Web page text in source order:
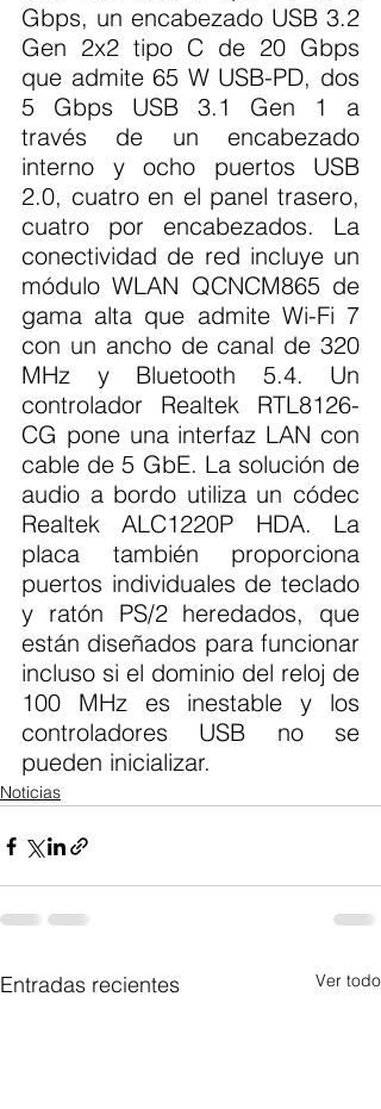
Gbps, un encabezado USB 3.2
Gen 2x2 tipo C de 20 Gbps
que admite 65 W USB-PD, dos
5 Gbps USB 3.1 Gen 1 a
través de un encabezado
interno y ocho puertos USB
2.0, cuatro en el panel trasero,
cuatro por encabezados. La
conectividad de red incluye un
módulo WLAN QCNCM865 de
gama alta que admite Wi-Fi 7
con un ancho de canal de 320
MHz y Bluetooth 5.4. Un
controlador Realtek RTL8126-
CG pone una interfaz LAN con
cable de 5 GbE. La solución de
audio a bordo utiliza un códec
Realtek ALC1220P HDA. La
placa también proporciona
puertos individuales de teclado
y ratón PS/2 heredados, que
están diseñados para funcionar
incluso si el dominio del reloj de
100 MHz es inestable y los
controladores USB no se
pueden inicializar.
Noticias
Entradas recientes Ver todo